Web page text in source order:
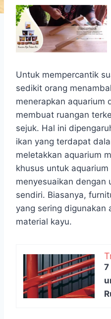
Untuk mempercantik
sedikit orang
menerapkan aquarium
membuat ruangan
sejuk. Hal ini
ikan yang terdapat
meletakkan aquarium
khusus untuk
menyesuaikan dengan
sendiri. Biasanya,
yang sering digunakan
material kayu.
7